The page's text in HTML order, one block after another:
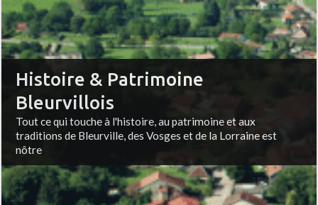
Histoire & Patrimoine
Bleurvillois
Tout ce qui touche à l'histoire, au patrimoine et aux
traditions de Bleurville, des Vosges et de la Lorraine est
nôtre